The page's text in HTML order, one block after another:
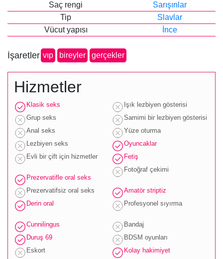
Saç rengi
Sarışınlar
Tip
Slavlar
Vücut yapısı
İnce
İşaretler vip bireyler gerçekler
Hizmetler
Klasik seks
Grup seks
Anal seks
Lezbiyen seks
Evli bir çift için hizmetler
Prezervatifle oral seks
Prezervatifsiz oral seks
Derin oral
Cunnilingus
Duruş 69
Eskort
Işık lezbiyen gösterisi
Samimi bir lezbiyen gösterisi
Yüze oturma
Oyuncaklar
Fetiş
Fotoğraf çekimi
Amatör striptiz
Profesyonel sıyırma
Bandaj
BDSM oyunları
Kolay hakimiyet